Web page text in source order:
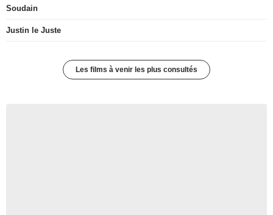
Soudain
Justin le Juste
Les films à venir les plus consultés